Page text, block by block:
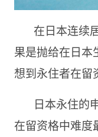
在日本连续
果是抛给在日本
想到永住者在留
日本永住的
在留资格中难度